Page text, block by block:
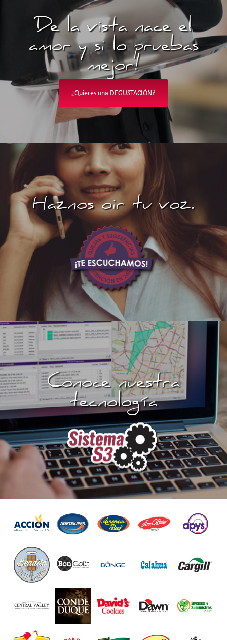
De la vista nace el
amor y si lo pruebas
mejor!
¿Quieres una DEGUSTACIÓN?
Haznos oir tu voz.
Conoce nuestra
tecnología